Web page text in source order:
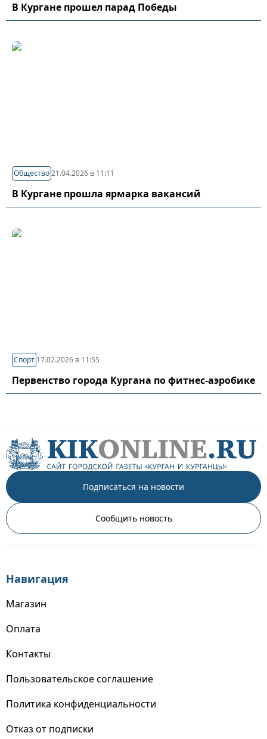
В Кургане прошел парад Победы
Общество21.04.2026 в 11:11
В Кургане прошла ярмарка вакансий
Спорт 17.02.2026 в 11:55
Первенство города Кургана по фитнес-аэробике
Подписаться на новости
Сообщить новость
Навигация
Магазин
Оплата
Контакты
Пользовательское соглашение
Политика конфиденциальности
Отказ от подписки